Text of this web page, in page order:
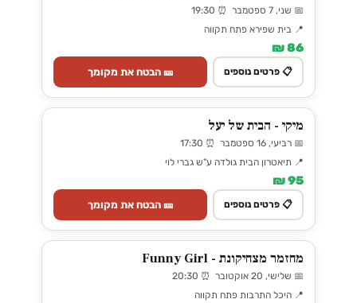
📅 שני, 7 ספטמבר ⏰ 19:30
📍 בית שפירא פתח תקווה
86 ₪
📋 פרטים נוספים 🎫 הבטח את מקומך
מיקי - הבית של יעל
📅 רביעי, 16 ספטמבר ⏰ 17:30
📍 תיאטרון הבית גולדה ע"ש גברי לוי
95 ₪
📋 פרטים נוספים 🎫 הבטח את מקומך
מחזמר מצחיקונת - Funny Girl
📅 שלישי, 20 אוקטובר ⏰ 20:30
📍 היכל התרבות פתח תקווה